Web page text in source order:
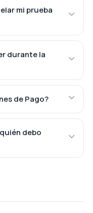
mi prueba
durante la
de Pago?
debo